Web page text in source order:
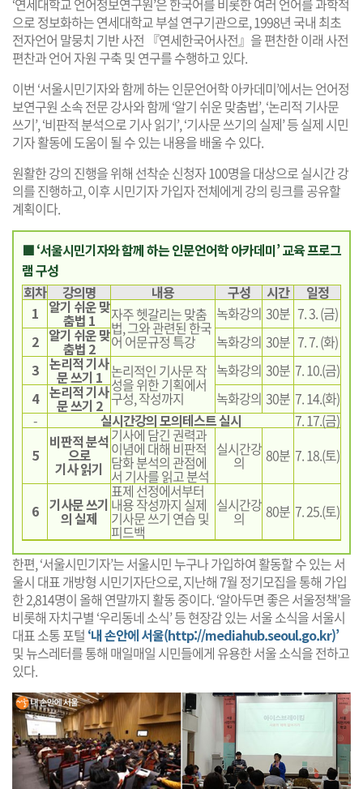
‘연세대학교 언어정보연구원’은 한국어를 비롯한 여러 언어를 과학적
으로 정보화하는 연세대학교 부설 연구기관으로, 1998년 국내 최초
전자언어 말뭉치 기반 사전 『연세한국어사전』을 편찬한 이래 사전
편찬과 언어 자원 구축 및 연구를 수행하고 있다.
이번 ‘서울시민기자와 함께 하는 인문언어학 아카데미’에서는 언어정
보연구원 소속 전문 강사와 함께 ‘알기 쉬운 맞춤법’, ‘논리적 기사문
쓰기’, ‘비판적 분석으로 기사 읽기’, ‘기사문 쓰기의 실제’ 등 실제 시민
기자 활동에 도움이 될 수 있는 내용을 배울 수 있다.
원활한 강의 진행을 위해 선착순 신청자 100명을 대상으로 실시간 강
의를 진행하고, 이후 시민기자 가입자 전체에게 강의 링크를 공유할
계획이다.
■ ‘서울시민기자와 함께 하는 인문언어학 아카데미’ 교육 프로그
램 구성
회차
강의명 내용 구성 시간
일정
1 알기 쉬운 맞
춤법 1 자주 헷갈리는 맞춤
법, 그와 관련된 한국
어 어문규정 특강
녹화강의 30분 7. 3. (금)
2 알기 쉬운 맞
춤법 2 녹화강의 30분 7. 7. (화)
3 논리적 기사
문 쓰기 1 논리적인 기사문 작
성을 위한 기획에서
구성, 작성까지
녹화강의 30분 7. 10.(금)
4 논리적 기사
문 쓰기 2 녹화강의 30분 7. 14.(화)
-
실시간강의 모의테스트 실시
7. 17.(금)
5
비판적 분석
으로
기사 읽기
기사에 담긴 권력과
이념에 대해 비판적
담화 분석의 관점에
서 기사를 읽고 분석
실시간강
의 80분 7. 18.(토)
6 기사문 쓰기
의 실제
표제 선정에서부터
내용 작성까지 실제
기사문 쓰기 연습 및
피드백
실시간강
의 80분 7. 25.(토)
한편, ‘서울시민기자’는 서울시민 누구나 가입하여 활동할 수 있는 서
울시 대표 개방형 시민기자단으로, 지난해 7월 정기모집을 통해 가입
한 2,814명이 올해 연말까지 활동 중이다. ‘알아두면 좋은 서울정책’을
비롯해 자치구별 ‘우리동네 소식’ 등 현장감 있는 서울 소식을 서울시
대표 소통 포털 ‘내 손안에 서울(http://mediahub.seoul.go.kr)’
및 뉴스레터를 통해 매일매일 시민들에게 유용한 서울 소식을 전하고
있다.